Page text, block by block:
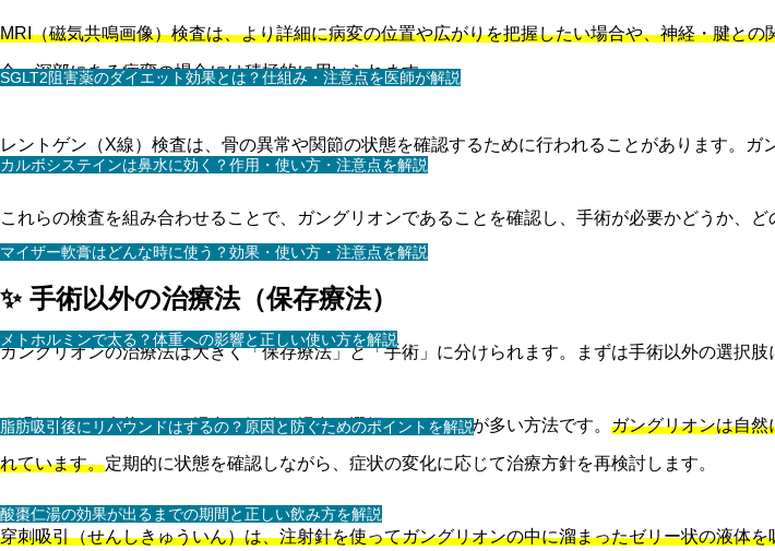
SGLT2阻害薬のダイエット効果とは？仕組み・注意点を医師が解説
カルボシステインは鼻水に効く？作用・使い方・注意点を解説
マイザー軟膏はどんな時に使う？効果・使い方・注意点を解説
メトホルミンで太る？体重への影響と正しい使い方を解説
脂肪吸引後にリバウンドはするの？原因と防ぐためのポイントを解説
酸棗仁湯の効果が出るまでの期間と正しい飲み方を解説
MRI（磁気共鳴画像）検査は、より詳細に病変の位置や広がりを把握したい場合や、神経・腱と
合、深部にある病変の場合には積極的に用いられます。
レントゲン（X線）検査は、骨の異常や関節の状態を確認するために行われることがあります。ガ
これらの検査を組み合わせることで、ガングリオンであることを確認し、手術が必要かどうか、
✨ 手術以外の治療法（保存療法）
ガングリオンの治療法は大きく「保存療法」と「手術」に分けられます。まずは手術以外の選択肢
経過観察は、症状がない場合や軽微な場合に選択されることが多い方法です。 ガングリオンは自然
れています。定期的に状態を確認しながら、症状の変化に応じて治療方針を再検討します。
穿刺吸引（せんしきゅういん）は、注射針を使ってガングリオンの中に溜まったゼリー状の液体を